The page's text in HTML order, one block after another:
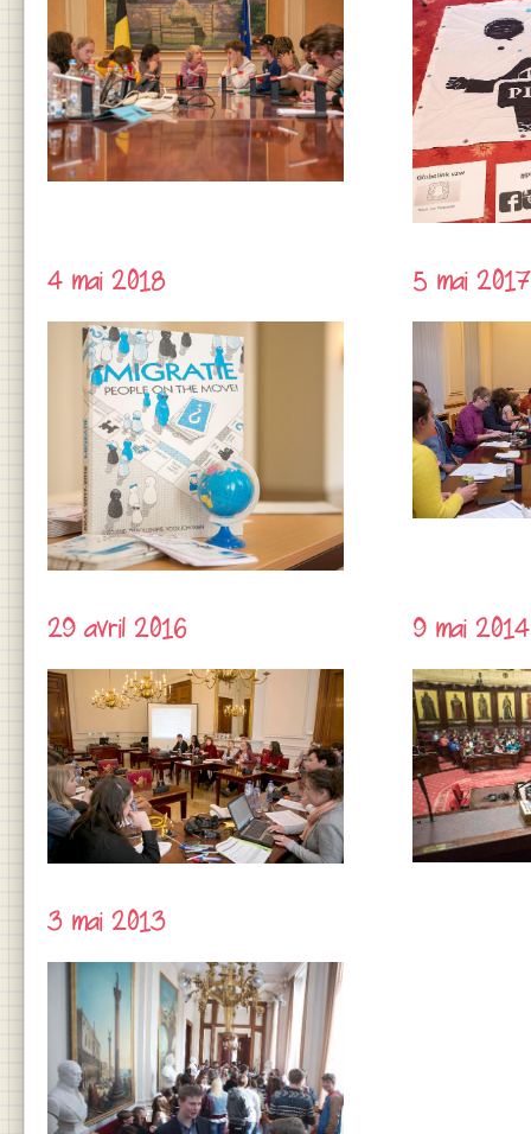
4 mai 2018 5 mai 2017
29 avril 2016 9 mai 2014
3 mai 2013